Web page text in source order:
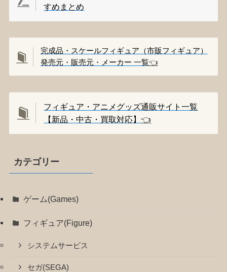
すめまとめ
完成品・スケールフィギュア（市販フィギュア）
発売元・販売元・メーカー 一覧👈️
フィギュア・アニメグッズ通販サイト一覧
【新品・中古・買取対応】👈️
カテゴリー
ゲーム(Games)
フィギュア(Figure)
システムサービス
セガ(SEGA)